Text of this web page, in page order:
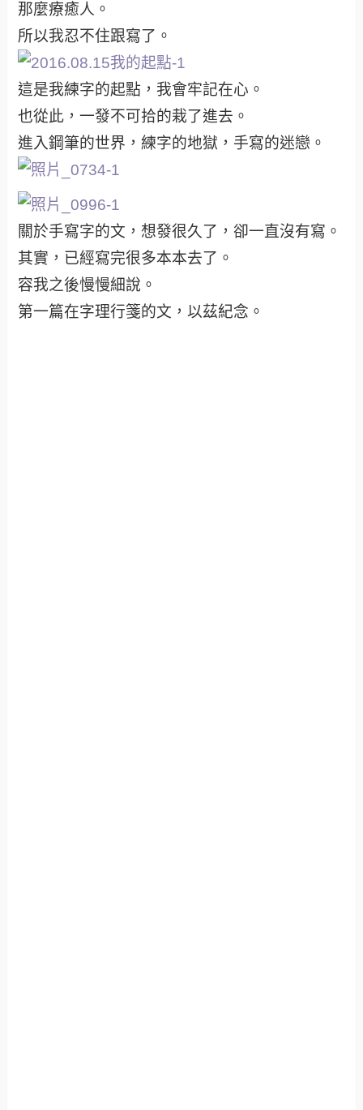
那麼療癒人。
所以我忍不住跟寫了。
這是我練字的起點，我會牢記在心。
也從此，一發不可拾的栽了進去。
進入鋼筆的世界，練字的地獄，手寫的迷戀。
關於手寫字的文，想發很久了，卻一直沒有寫。
其實，已經寫完很多本本去了。
容我之後慢慢細說。
第一篇在字理行箋的文，以茲紀念。